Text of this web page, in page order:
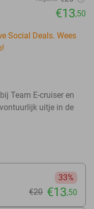
€13,50
Social Deals. Wees
Team E-cruiser en
uitje in de
33%
€20 €13,50